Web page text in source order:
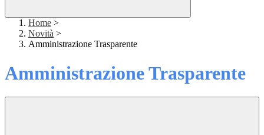
Home >
Novità >
Amministrazione Trasparente
Amministrazione Trasparente